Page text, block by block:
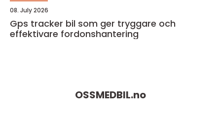
08. July 2026
Gps tracker bil som ger tryggare och
effektivare fordonshantering
OSSMEDBIL.no